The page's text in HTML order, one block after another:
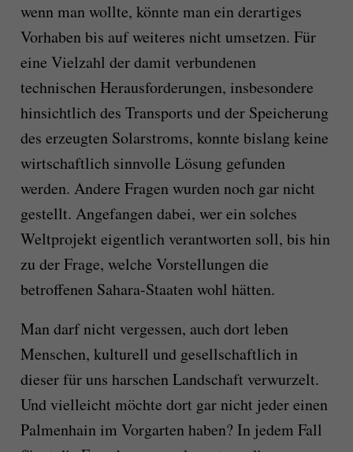
wenn man wollte, könnte man ein derartiges
Vorhaben bis auf weiteres nicht umsetzen. Für
eine Vielzahl der damit verbundenen
technischen Herausforderungen, insbesondere
hinsichtlich des Transports und der Speicherung
des erzeugten Solarstroms, konnte bislang keine
wirtschaftlich sinnvolle Lösung gefunden
werden. Andere Fragen wurden noch gar nicht
gestellt. Angefangen dabei, wer ein solches
Weltprojekt eigentlich verantworten soll, bis hin
zu der Frage, welche Vorstellungen die
betroffenen Sahara-Staaten wohl hätten.
Man darf nicht vergessen, auch dort leben
Menschen, kulturell und gesellschaftlich in
dieser für uns harschen Landschaft verwurzelt.
Und vielleicht möchte dort gar nicht jeder einen
Palmenhain im Vorgarten haben? In jedem Fall